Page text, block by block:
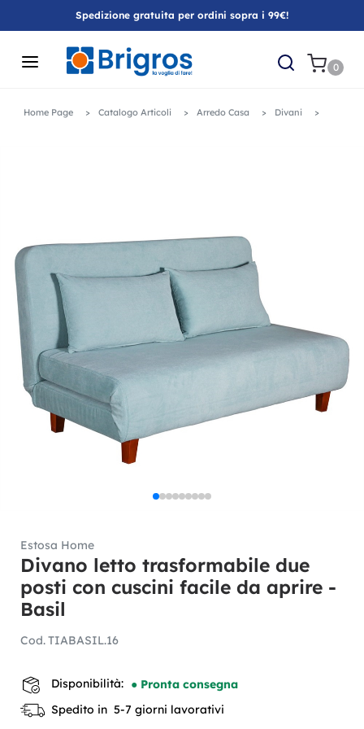
Spedizione gratuita per ordini sopra i 99€!
0
Home Page Catalogo Articoli Arredo Casa Divani
Estosa Home
Divano letto trasformabile due
posti con cuscini facile da aprire -
Basil
Cod.TIABASIL.16
Disponibilità: ● Pronta consegna
Spedito in 5-7 giorni lavorativi